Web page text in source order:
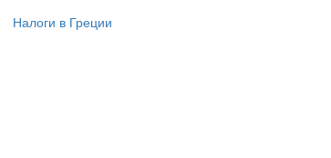
Налоги в Греции